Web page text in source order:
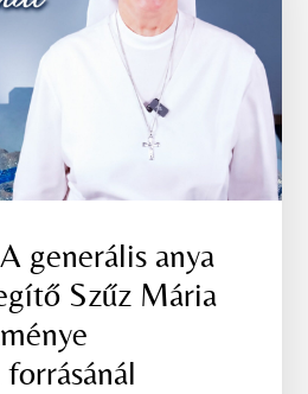
generális anya
Szűz Mária